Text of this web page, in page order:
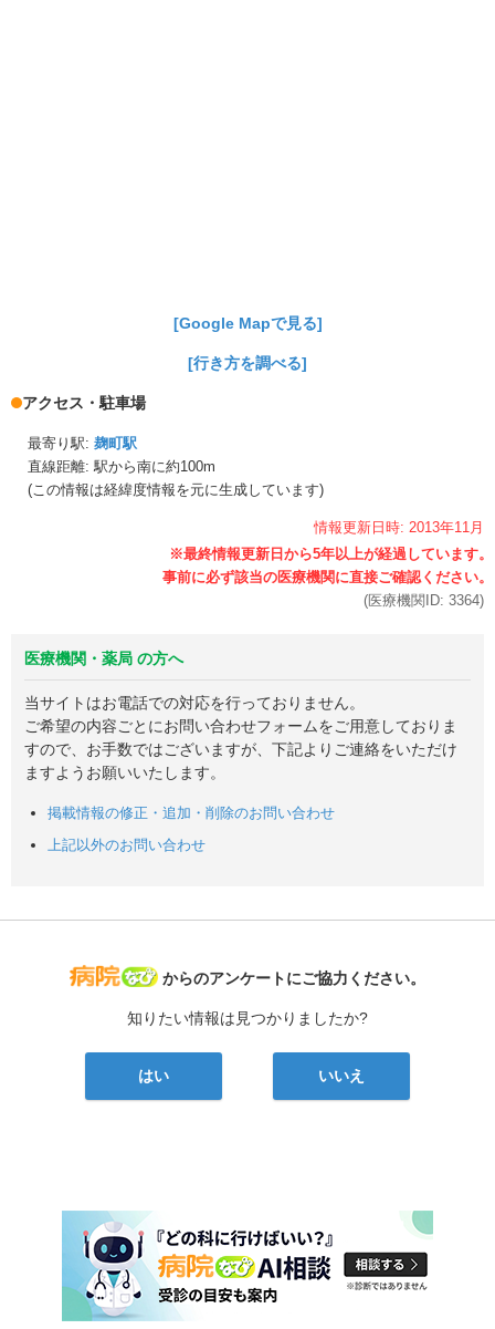
[Google Mapで見る]
[行き方を調べる]
アクセス・駐車場
最寄り駅: 麹町駅
直線距離: 駅から南に約100m
(この情報は経緯度情報を元に生成しています)
情報更新日時: 2013年11月
(医療機関ID: 3364)
医療機関・薬局 の方へ
当サイトはお電話での対応を行っておりません。
ご希望の内容ごとにお問い合わせフォームをご用意しておりま
すので、お手数ではございますが、下記よりご連絡をいただけ
ますようお願いいたします。
掲載情報の修正・追加・削除のお問い合わせ
上記以外のお問い合わせ
病院なび
からのアンケートにご協力ください。
知りたい情報は見つかりましたか?
はい いいえ